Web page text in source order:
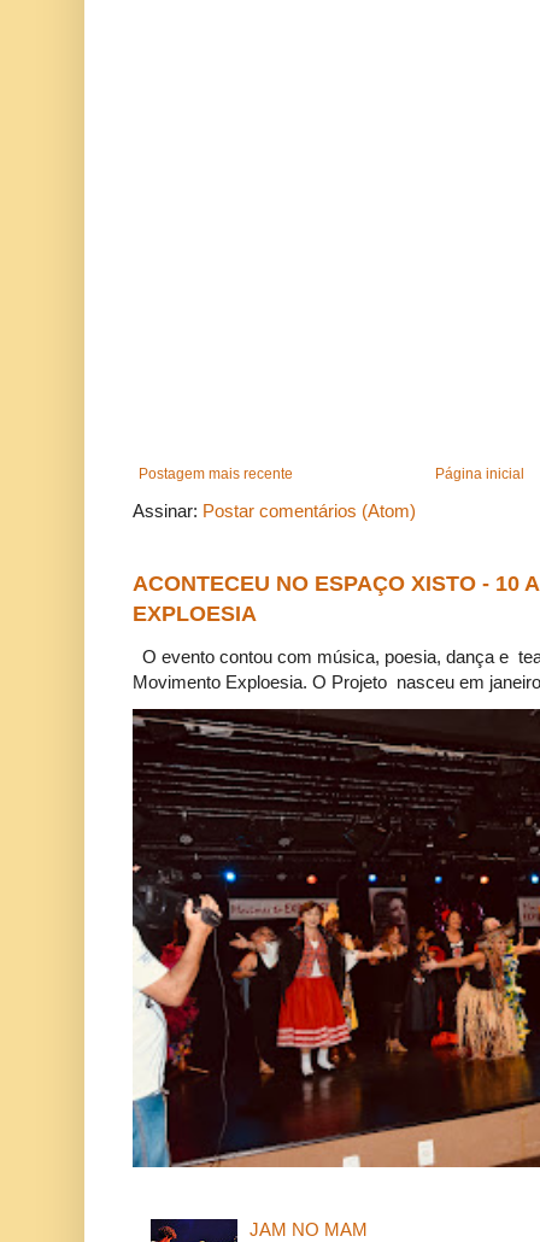
Postagem mais recente Página inicial
Assinar: Postar comentários (Atom)
ACONTECEU NO ESPAÇO XISTO - 10
EXPLOESIA
O evento contou com música, poesia, dança e
Movimento Exploesia. O Projeto nasceu em
JAM NO MAM